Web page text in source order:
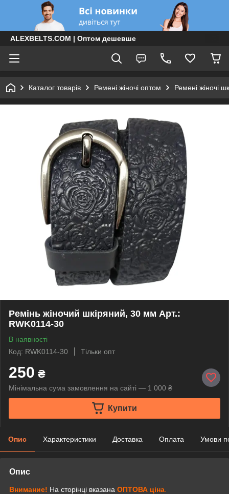
ALEXBELTS.COM | Оптом дешевше
Каталог товарів Ремені жіночі оптом Ремені жіночі
Ремінь жіночий шкіряний, 30 мм Арт.:
RWK0114-30
В наявності
Код: RWK0114-30
Тільки опт
250 ₴
Мінімальна сума замовлення на сайті — 1 000 ₴
Купити
Опис Характеристики Доставка Оплата Умови
Опис
Внимание! На сторінці вказана ОПТОВА ціна